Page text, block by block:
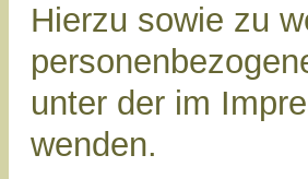
Hierzu sowie zu
unter der im
wenden.